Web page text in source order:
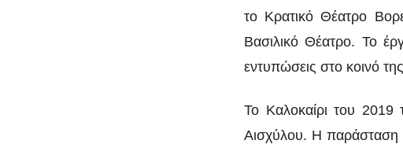
το Κρατικό Θέατρο
Βασιλικό Θέατρο. Το
εντυπώσεις στο κοινό
Το Καλοκαίρι του 2019
Αισχύλου. Η παράσταση